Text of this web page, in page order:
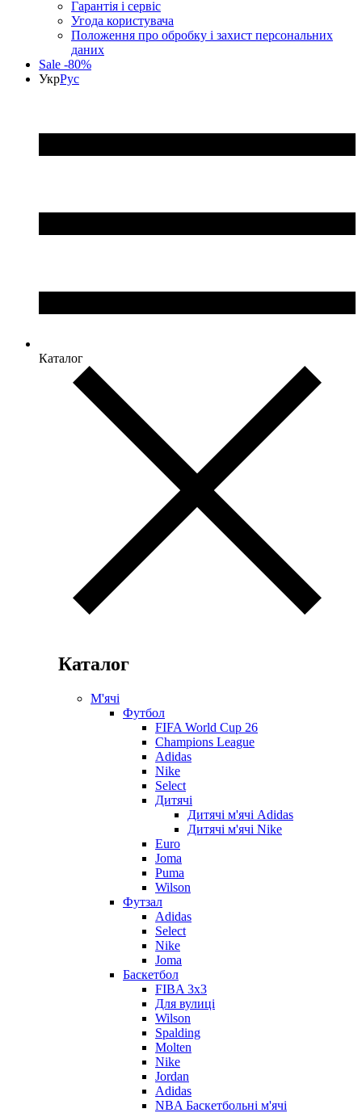
Гарантія і сервіс
Угода користувача
Положення про обробку і захист персональних
даних
Sale -80%
УкрРус
Каталог
Каталог
М'ячі
Футбол
FIFA World Cup 26
Champions League
Adidas
Nike
Select
Дитячі
Дитячі м'ячі Adidas
Дитячі м'ячі Nike
Euro
Joma
Puma
Wilson
Футзал
Adidas
Select
Nike
Joma
Баскетбол
FIBA 3x3
Для вулиці
Wilson
Spalding
Molten
Nike
Jordan
Adidas
NBA Баскетбольні м'ячі